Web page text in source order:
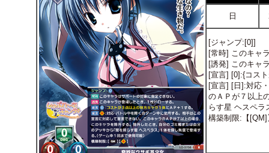
日
[ジャンプ:[0]]
[常時] このキャ
[誘発] このキャ
[宣言] [0]:{コス
[宣言] [日]:対応
のＡＰが７以上
らす星 ヘスペラ
構築制限:【